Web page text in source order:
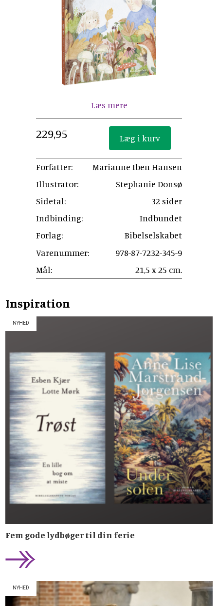
Læs mere
229,95
Forfatter:
Marianne Iben Hansen
Illustrator:
Stephanie Donsø
Sidetal:
32 sider
Indbinding:
Indbundet
Forlag:
Bibelselskabet
Varenummer:
978-87-7232-345-9
Mål:
21,5 x 25 cm.
Inspiration
NYHED
Fem gode lydbøger til din ferie
NYHED